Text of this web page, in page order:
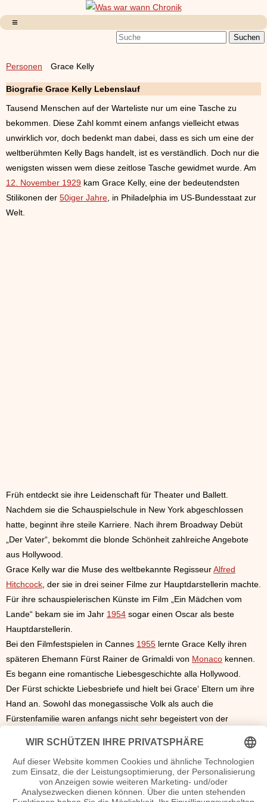
Personen Grace Kelly
Biografie Grace Kelly Lebenslauf
Tausend Menschen auf der Warteliste nur um eine Tasche zu
bekommen. Diese Zahl kommt einem anfangs vielleicht etwas
unwirklich vor, doch bedenkt man dabei, dass es sich um eine der
weltberühmten Kelly Bags handelt, ist es verständlich. Doch nur die
wenigsten wissen wem diese zeitlose Tasche gewidmet wurde. Am
12. November 1929 kam Grace Kelly, eine der bedeutendsten
Stilikonen der 50iger Jahre, in Philadelphia im US-Bundesstaat zur
Welt.
Früh entdeckt sie ihre Leidenschaft für Theater und Ballett.
Nachdem sie die Schauspielschule in New York abgeschlossen
hatte, beginnt ihre steile Karriere. Nach ihrem Broadway Debüt
„Der Vater“, bekommt die blonde Schönheit zahlreiche Angebote
aus Hollywood.
Grace Kelly war die Muse des weltbekannte RegisseurAlfred
Hitchcock, der sie in drei seiner Filme zur Hauptdarstellerin machte.
Für ihre schauspielerischen Künste im Film „Ein Mädchen vom
Lande“ bekam sie im Jahr 1954 sogar einen Oscar als beste
Hauptdarstellerin.
Bei den Filmfestspielen in Cannes 1955 lernte Grace Kelly ihren
späteren Ehemann Fürst Rainer de Grimaldi von Monaco kennen.
Es begann eine romantische Liebesgeschichte alla Hollywood.
Der Fürst schickte Liebesbriefe und hielt bei Grace‘ Eltern um ihre
Hand an. Sowohl das monegassische Volk als auch die
Fürstenfamilie waren anfangs nicht sehr begeistert von der
Die standesamtliche Trauung fand am 18. April 1956
Nachdem sie alle folgenden Filmangebote ablehnte und sich immer
mehr den Aufgaben einer Landesmutter zuwandte, gewöhnte man
sich an das „Starlet“ am Hofe.